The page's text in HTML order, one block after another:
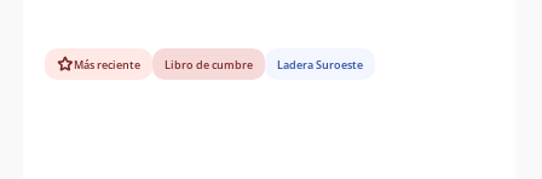
Más reciente Libro de cumbre Ladera Suroeste